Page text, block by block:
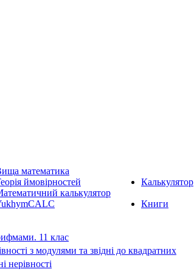
математика
ймовірностей
Калькулятор
калькулятор
Книги
11 клас
з модулями та звідні до квадратних
нерівності